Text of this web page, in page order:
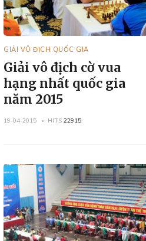
GIẢI VÔ ĐỊCH QUỐC GIA
Giải vô địch cờ vua
hạng nhất quốc gia
năm 2015
19-04-2015 HITS 22915